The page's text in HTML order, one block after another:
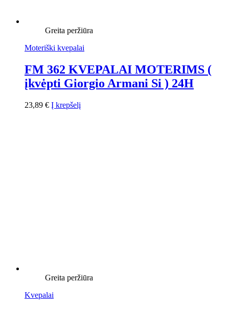
Greita peržiūra
Moteriški kvepalai
FM 362 KVEPALAI MOTERIMS (
įkvėpti Giorgio Armani Si ) 24H
23,89 € Į krepšelį
Greita peržiūra
Kvepalai